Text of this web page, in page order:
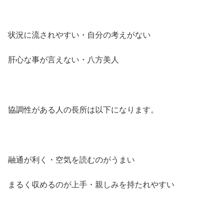
状況に流されやすい・自分の考えがない
肝心な事が言えない・八方美人
協調性がある人の長所は以下になります。
融通が利く・空気を読むのがうまい
まるく収めるのが上手・親しみを持たれやすい